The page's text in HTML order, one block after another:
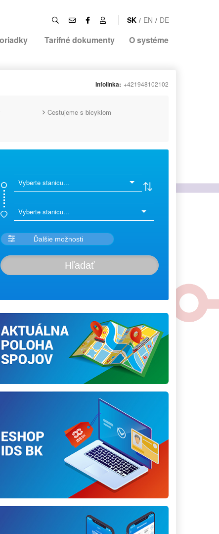
SK / EN / DE
Tarifné dokumenty O systéme
Infolinka: +421948102102
Cestujeme s bicyklom